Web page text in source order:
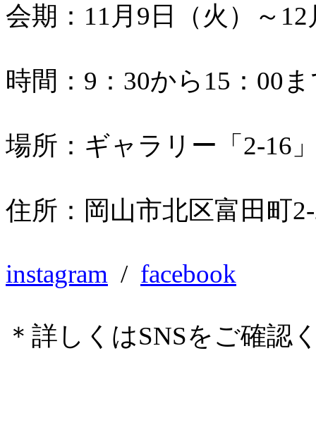
会期：11月9日（火）～
時間：9：30から15：00
場所：ギャラリー「2-16
住所：岡山市北区富田町
instagram / facebook
＊詳しくはSNSをご確認